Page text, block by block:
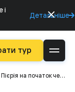
і
Детальніше
тур
на початок червня